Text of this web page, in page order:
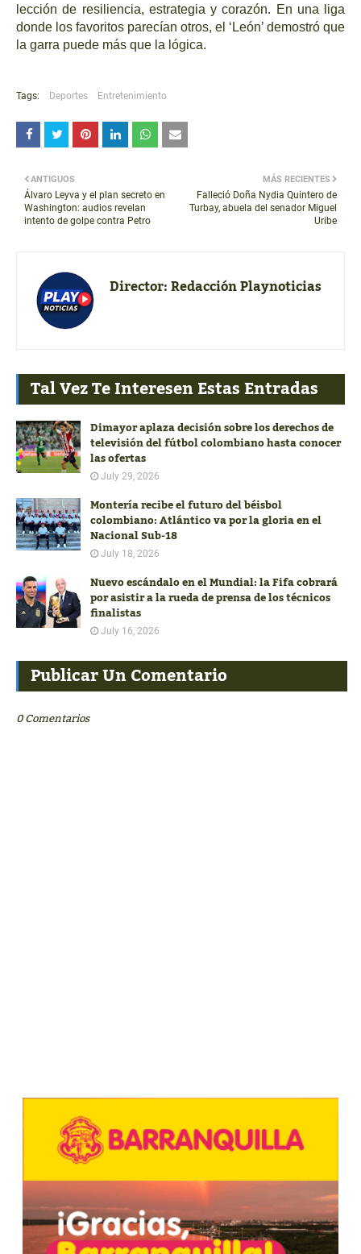
lección de resiliencia, estrategia y corazón. En una liga
donde los favoritos parecían otros, el ‘León’ demostró que
la garra puede más que la lógica.
Tags: Deportes Entretenimiento
MÁS RECIENTES
Falleció Doña Nydia Quintero de
Turbay, abuela del senador Miguel
Uribe
ANTIGUOS
Álvaro Leyva y el plan secreto en
Washington: audios revelan
intento de golpe contra Petro
Director:Redacción Playnoticias
Tal Vez Te Interesen Estas Entradas
Dimayor aplaza decisión sobre los derechos de
televisión del fútbol colombiano hasta conocer
las ofertas
July 29, 2026
Montería recibe el futuro del béisbol
colombiano: Atlántico va por la gloria en el
Nacional Sub-18
July 18, 2026
Nuevo escándalo en el Mundial: la Fifa cobrará
por asistir a la rueda de prensa de los técnicos
finalistas
July 16, 2026
Publicar Un Comentario
0 Comentarios